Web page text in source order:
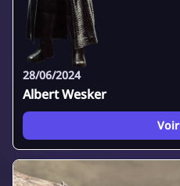
28/06/2024
Albert Wesker
Voir